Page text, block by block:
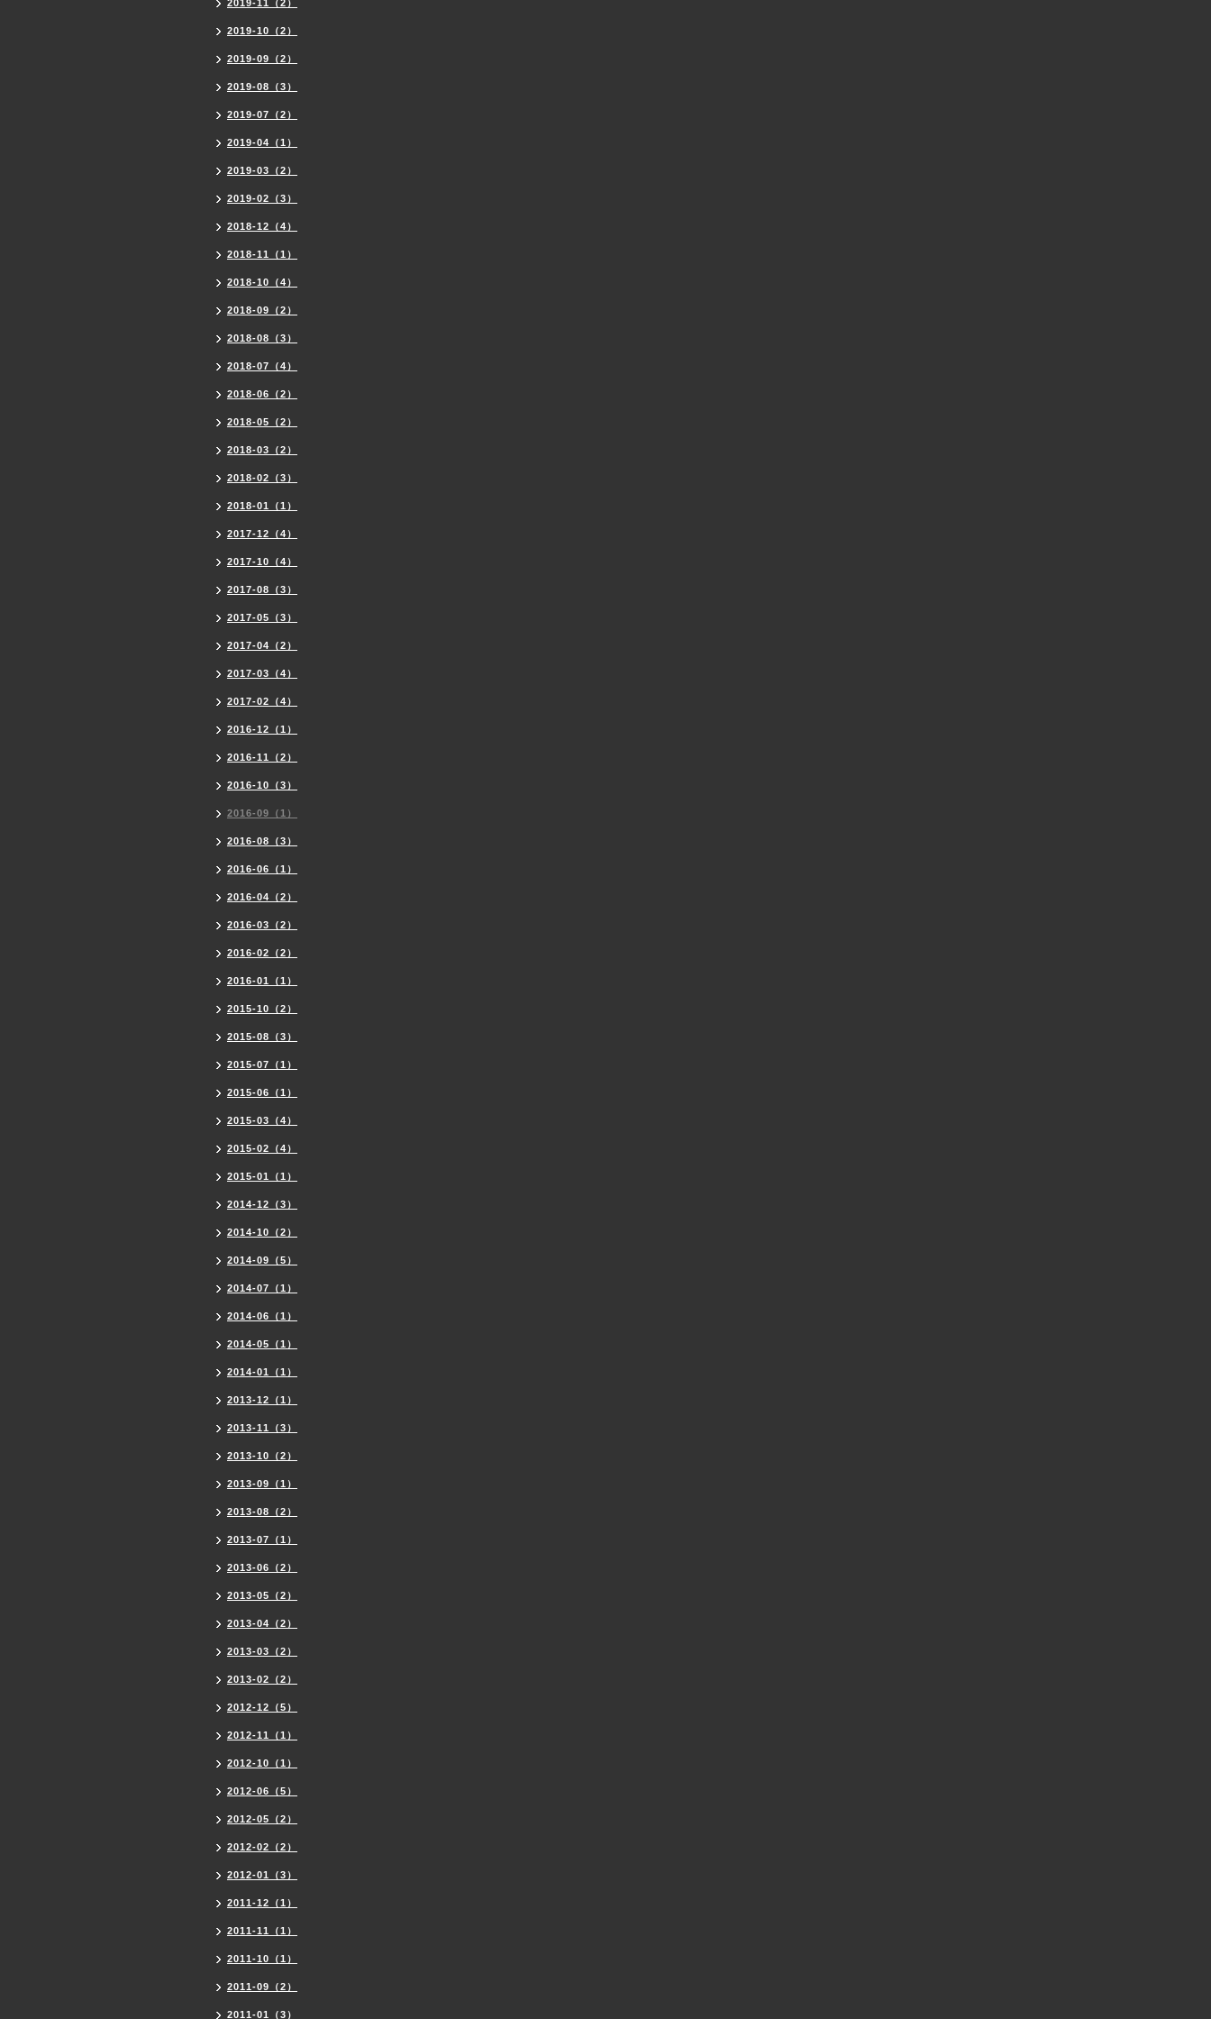
2019-11（2）
2019-10（2）
2019-09（2）
2019-08（3）
2019-07（2）
2019-04（1）
2019-03（2）
2019-02（3）
2018-12（4）
2018-11（1）
2018-10（4）
2018-09（2）
2018-08（3）
2018-07（4）
2018-06（2）
2018-05（2）
2018-03（2）
2018-02（3）
2018-01（1）
2017-12（4）
2017-10（4）
2017-08（3）
2017-05（3）
2017-04（2）
2017-03（4）
2017-02（4）
2016-12（1）
2016-11（2）
2016-10（3）
2016-09（1）
2016-08（3）
2016-06（1）
2016-04（2）
2016-03（2）
2016-02（2）
2016-01（1）
2015-10（2）
2015-08（3）
2015-07（1）
2015-06（1）
2015-03（4）
2015-02（4）
2015-01（1）
2014-12（3）
2014-10（2）
2014-09（5）
2014-07（1）
2014-06（1）
2014-05（1）
2014-01（1）
2013-12（1）
2013-11（3）
2013-10（2）
2013-09（1）
2013-08（2）
2013-07（1）
2013-06（2）
2013-05（2）
2013-04（2）
2013-03（2）
2013-02（2）
2012-12（5）
2012-11（1）
2012-10（1）
2012-06（5）
2012-05（2）
2012-02（2）
2012-01（3）
2011-12（1）
2011-11（1）
2011-10（1）
2011-09（2）
2011-01（3）